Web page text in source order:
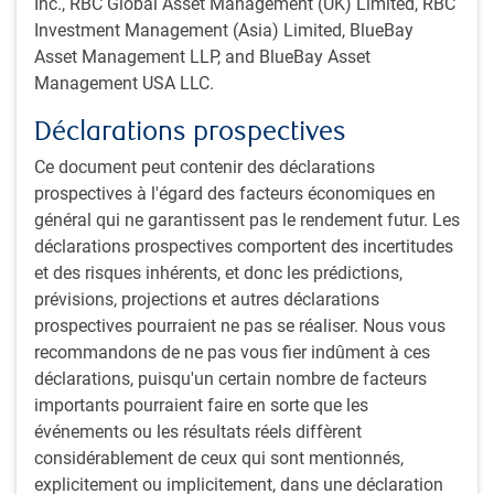
Investment Management (Asia) Limited, BlueBay
Asset Management LLP, and BlueBay Asset
Management USA LLC.
Déclarations prospectives
Ce document peut contenir des déclarations
prospectives à l'égard des facteurs économiques en
général qui ne garantissent pas le rendement futur. Les
déclarations prospectives comportent des incertitudes
et des risques inhérents, et donc les prédictions,
prévisions, projections et autres déclarations
prospectives pourraient ne pas se réaliser. Nous vous
recommandons de ne pas vous fier indûment à ces
déclarations, puisqu'un certain nombre de facteurs
importants pourraient faire en sorte que les
événements ou les résultats réels diffèrent
considérablement de ceux qui sont mentionnés,
explicitement ou implicitement, dans une déclaration
Nota : Au 31 octobre 2024. Sources : Bloomberg, RBC GMA
Les investisseurs revoient à la baisse leurs attentes
concernant les futures réductions de taux
Les taux d’intérêt à court terme chutent actuellement et de
nouvelles réductions sont prévues, même si les banques
centrales restent très dépendantes des données. Le
président de la Fed, Jerome Powell, a reconnu que les taux
d’intérêt continueraient probablement à baisser, mais il a
laissé entendre que les banques centrales pouvaient faire
preuve de patience dans un contexte de données
économiques solides. Les investisseurs en ont pris note,